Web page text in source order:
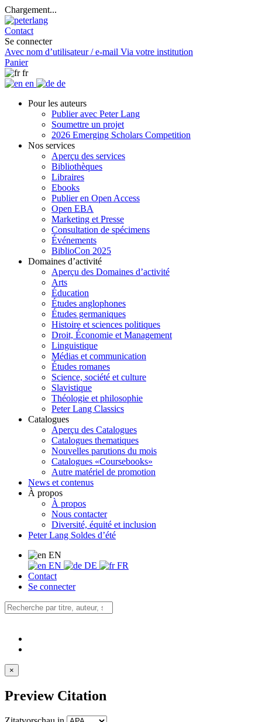
Chargement...
Contact
Se connecter
Avec nom d’utilisateur / e-mail Via votre institution
Panier
fr
en
de
Pour les auteurs
Publier avec Peter Lang
Soumettre un projet
2026 Emerging Scholars Competition
Nos services
Aperçu des services
Bibliothèques
Libraires
Ebooks
Publier en Open Access
Open EBA
Marketing et Presse
Consultation de spécimens
Événements
BiblioCon 2025
Domaines d’activité
Aperçu des Domaines d’activité
Arts
Éducation
Études anglophones
Études germaniques
Histoire et sciences politiques
Droit, Économie et Management
Linguistique
Médias et communication
Études romanes
Science, société et culture
Slavistique
Théologie et philosophie
Peter Lang Classics
Catalogues
Aperçu des Catalogues
Catalogues thematiques
Nouvelles parutions du mois
Catalogues «Coursebooks»
Autre matériel de promotion
News et contenus
À propos
À propos
Nous contacter
Diversité, équité et inclusion
Peter Lang Soldes d’été
EN
EN
DE
FR
Contact
Se connecter
×
Preview Citation